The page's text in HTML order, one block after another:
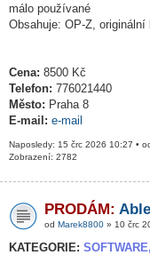
málo používané
Obsahuje: OP-Z,
Cena: 8500 Kč
Telefon: 776021440
Město: Praha 8
E-mail: e-mail
Naposledy: 15 črc 2026 10:27 •
Zobrazení: 2782
PRODÁM:
od Marek8800 » 10 črc
KATEGORIE: